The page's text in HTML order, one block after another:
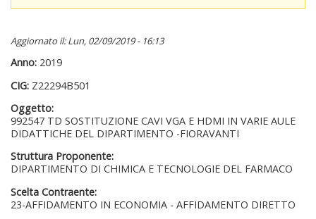
Aggiornato il: Lun, 02/09/2019 - 16:13
Anno: 2019
CIG: Z22294B501
Oggetto:
992547 TD SOSTITUZIONE CAVI VGA E HDMI IN VARIE AULE
DIDATTICHE DEL DIPARTIMENTO -FIORAVANTI
Struttura Proponente:
DIPARTIMENTO DI CHIMICA E TECNOLOGIE DEL FARMACO
Scelta Contraente:
23-AFFIDAMENTO IN ECONOMIA - AFFIDAMENTO DIRETTO